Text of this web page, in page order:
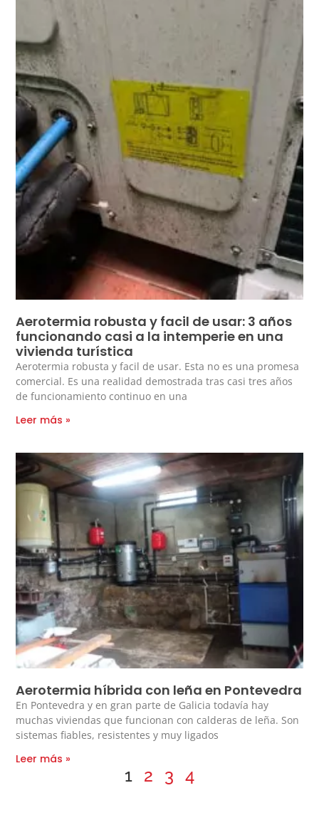
Aerotermia robusta y facil de usar: 3 años
funcionando casi a la intemperie en una
vivienda turística
Aerotermia robusta y facil de usar. Esta no es una promesa
comercial. Es una realidad demostrada tras casi tres años
de funcionamiento continuo en una
Leer más »
Aerotermia híbrida con leña en Pontevedra
En Pontevedra y en gran parte de Galicia todavía hay
muchas viviendas que funcionan con calderas de leña. Son
sistemas fiables, resistentes y muy ligados
Leer más »
1 2 3 4